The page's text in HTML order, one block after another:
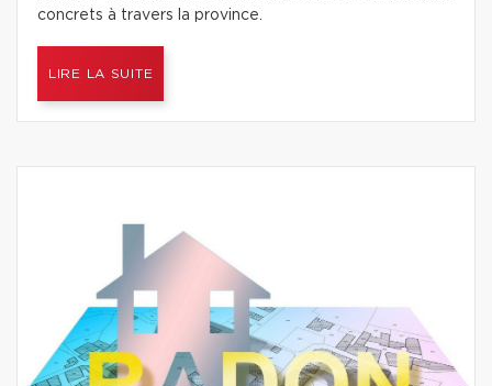
concrets à travers la province.
LIRE LA SUITE